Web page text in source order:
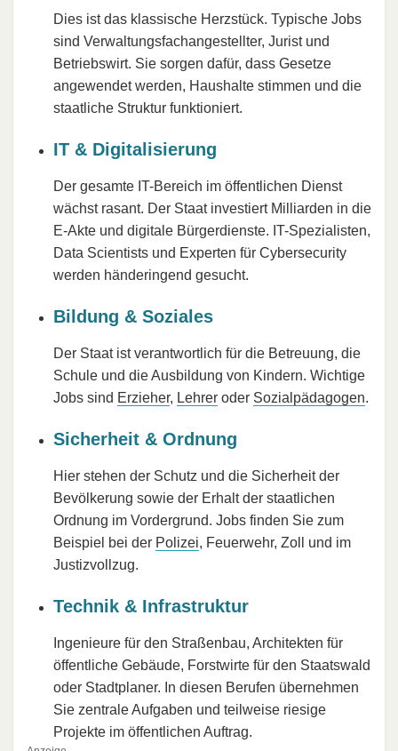
Dies ist das klassische Herzstück. Typische Jobs
sind Verwaltungsfachangestellter, Jurist und
Betriebswirt. Sie sorgen dafür, dass Gesetze
angewendet werden, Haushalte stimmen und die
staatliche Struktur funktioniert.
IT & Digitalisierung
Der gesamte IT-Bereich im öffentlichen Dienst
wächst rasant. Der Staat investiert Milliarden in die
E-Akte und digitale Bürgerdienste. IT-Spezialisten,
Data Scientists und Experten für Cybersecurity
werden händeringend gesucht.
Bildung & Soziales
Der Staat ist verantwortlich für die Betreuung, die
Schule und die Ausbildung von Kindern. Wichtige
Jobs sind Erzieher, Lehrer oder Sozialpädagogen.
Sicherheit & Ordnung
Hier stehen der Schutz und die Sicherheit der
Bevölkerung sowie der Erhalt der staatlichen
Ordnung im Vordergrund. Jobs finden Sie zum
Beispiel bei der Polizei, Feuerwehr, Zoll und im
Justizvollzug.
Technik & Infrastruktur
Ingenieure für den Straßenbau, Architekten für
öffentliche Gebäude, Forstwirte für den Staatswald
oder Stadtplaner. In diesen Berufen übernehmen
Sie zentrale Aufgaben und teilweise riesige
Projekte im öffentlichen Auftrag.